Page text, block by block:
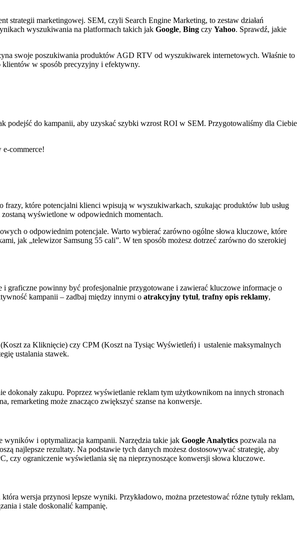
strategii marketingowej. SEM, czyli Search Engine Marketing, to zestaw działań
wyszukiwania na platformach takich jak Google, Bing czy Yahoo. Sprawdź, jakie
swoje poszukiwania produktów AGD RTV od wyszukiwarek internetowych. Właśnie to
klientów w sposób precyzyjny i efektywny.
podejść do kampanii, aby uzyskać szybki wzrost ROI w SEM. Przygotowaliśmy dla Ciebie
commerce!
frazy, które potencjalni klienci wpisują w wyszukiwarkach, szukając produktów lub usług
wyświetlone w odpowiednich momentach.
o odpowiednim potencjale. Warto wybierać zarówno ogólne słowa kluczowe, które
jak „telewizor Samsung 55 cali”. W ten sposób możesz dotrzeć zarówno do szerokiej
graficzne powinny być profesjonalnie przygotowane i zawierać kluczowe informacje o
kampanii – zadbaj między innymi o atrakcyjny tytuł, trafny opis reklamy,
za Kliknięcie) czy CPM (Koszt na Tysiąc Wyświetleń) i ustalenie maksymalnych
ustalania stawek.
dokonały zakupu. Poprzez wyświetlanie reklam tym użytkownikom na innych stronach
remarketing może znacząco zwiększyć szanse na konwersje.
wyników i optymalizacja kampanii. Narzędzia takie jak Google Analytics pozwala na
najlepsze rezultaty. Na podstawie tych danych możesz dostosowywać strategię, aby
czy ograniczenie wyświetlania się na nieprzynoszące konwersji słowa kluczowe.
wersja przynosi lepsze wyniki. Przykładowo, można przetestować różne tytuły reklam,
i stale doskonalić kampanię.